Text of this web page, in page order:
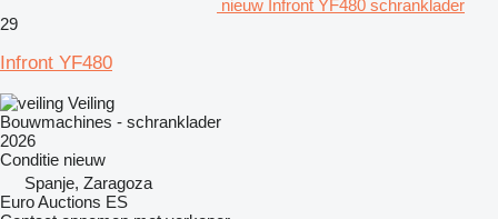
nieuw Infront YF480 schranklader
29
Infront YF480
Veiling
Bouwmachines - schranklader
2026
Conditie nieuw
Spanje, Zaragoza
Euro Auctions ES